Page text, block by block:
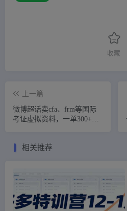
收藏
上一篇
微博超话卖cfa、frm等国际
考证虚拟资料，一单300+，
相关推荐